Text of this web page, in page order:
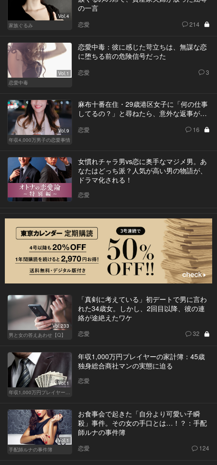
Vol.4
家族ぐるみ
の一言
恋愛 214
Vol.1
恋愛中毒
恋愛中毒：彼に感じた苛立ちは、無謀な恋
に堕ちる前の危険信号だった
恋愛 3
Vol.9
年収4,000万男子の恋愛事情
麻布十番在住・29歳港区女子に「何の仕事
してるの？」と尋ねたら、意外な返事が…
恋愛 16
女慣れチャラ男vs恋に奥手なマジメ男。あ
なたはどっち派？人気が高い男の物語が、
ドラマ化される！
恋愛
Vol.233
男と女の答えあわせ【Q】
「真剣に考えている」初デートで男に言わ
れた34歳女。しかし、2回目以降、彼の連
絡が途絶えたワケ
恋愛 32
Vol.1
年収1,000万円プレイヤーの家計簿：45歳
独身総合商社マンの実態に迫る
恋愛
Vol.1
手配師ルナの事件簿
お食事会で起きた「自分より可愛い子瞬
殺」事件。その女の手口とは…！？：手配
師ルナの事件簿
恋愛 124